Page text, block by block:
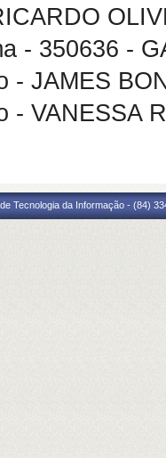
- 350636 -
- JAMES
- VANESSA
Tecnologia da Informação - (84)